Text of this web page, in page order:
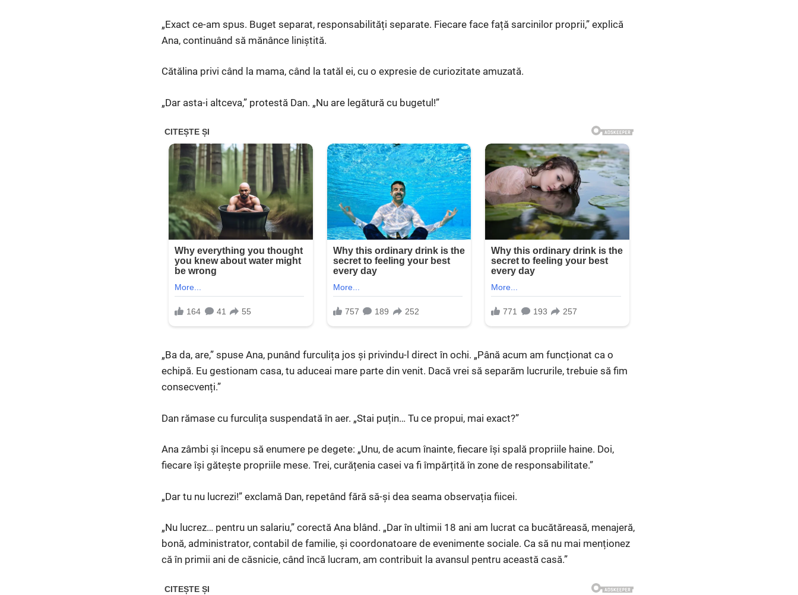
„Exact ce-am spus. Buget separat, responsabilități separate. Fiecare face față sarcinilor proprii,” explică
Ana, continuând să mănânce liniștită.
Cătălina privi când la mama, când la tatăl ei, cu o expresie de curiozitate amuzată.
„Dar asta-i altceva,” protestă Dan. „Nu are legătură cu bugetul!”
„Ba da, are,” spuse Ana, punând furculița jos și privindu-l direct în ochi. „Până acum am funcționat ca o
echipă. Eu gestionam casa, tu aduceai mare parte din venit. Dacă vrei să separăm lucrurile, trebuie să fim
consecvenți.”
Dan rămase cu furculița suspendată în aer. „Stai puțin… Tu ce propui, mai exact?”
Ana zâmbi și începu să enumere pe degete: „Unu, de acum înainte, fiecare își spală propriile haine. Doi,
fiecare își gătește propriile mese. Trei, curățenia casei va fi împărțită în zone de responsabilitate.”
„Dar tu nu lucrezi!” exclamă Dan, repetând fără să-și dea seama observația fiicei.
„Nu lucrez… pentru un salariu,” corectă Ana blând. „Dar în ultimii 18 ani am lucrat ca bucătăreasă, menajeră,
bonă, administrator, contabil de familie, și coordonatoare de evenimente sociale. Ca să nu mai menționez
că în primii ani de căsnicie, când încă lucram, am contribuit la avansul pentru această casă.”